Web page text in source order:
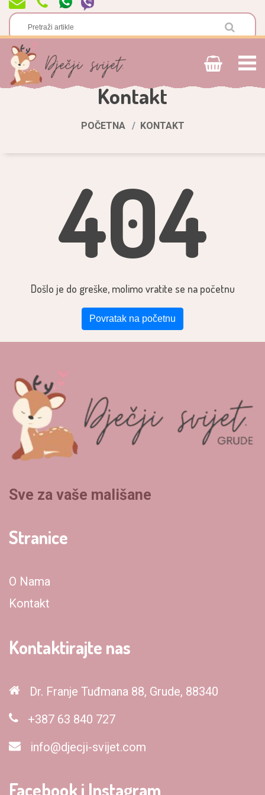
Kontakt
POČETNA KONTAKT
404
Došlo je do greške, molimo vratite se na početnu
Povratak na početnu
Sve za vaše mališane
Stranice
O Nama
Kontakt
Kontaktirajte nas
Dr. Franje Tuđmana 88, Grude, 88340
+387 63 840 727
info@djecji-svijet.com
Facebook i Instagram